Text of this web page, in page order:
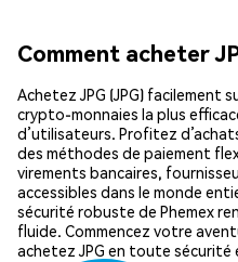
Comment acheter
Achetez JPG (JPG) facilement
crypto-monnaies la plus
d’utilisateurs. Profitez
des méthodes de paiement
virements bancaires,
accessibles dans le monde
sécurité robuste de Phemex
fluide. Commencez votre
achetez JPG en toute sécurité